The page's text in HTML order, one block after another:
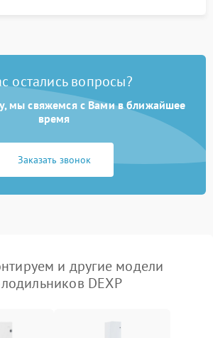
остались вопросы?
мы свяжемся с Вами в ближайшее
время
Заказать звонок
и другие модели
DEXP